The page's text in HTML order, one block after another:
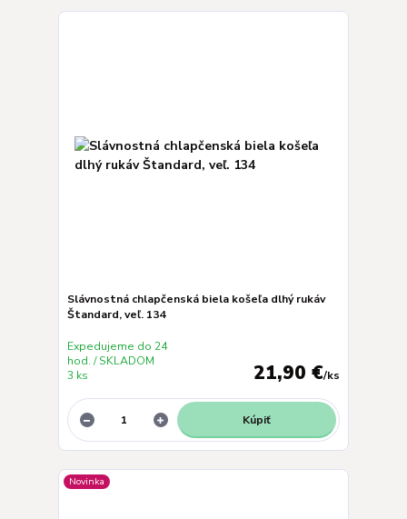
Slávnostná chlapčenská biela košeľa dlhý rukáv
Štandard, veľ. 134
21,90 €/ks
Expedujeme do 24
hod. / SKLADOM
3 ks
Kúpiť
Novinka